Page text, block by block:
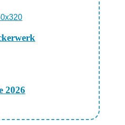
2026